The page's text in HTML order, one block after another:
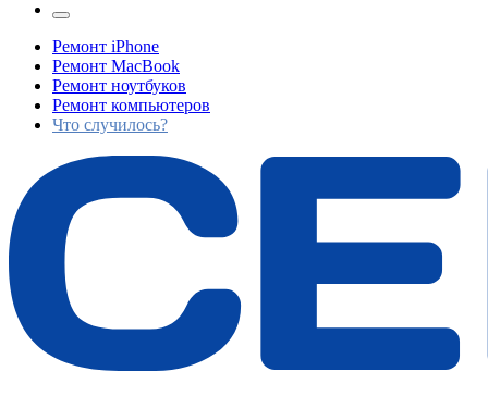
Ремонт iPhone
Ремонт MacBook
Ремонт ноутбуков
Ремонт компьютеров
Что случилось?